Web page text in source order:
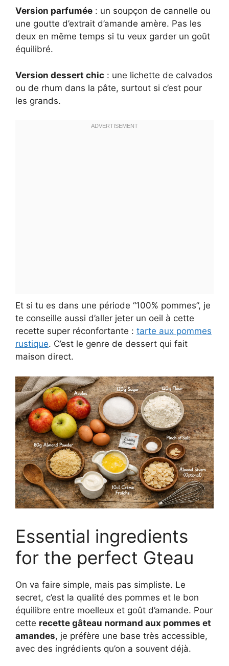
Version parfumée : un soupçon de cannelle ou
une goutte d’extrait d’amande amère. Pas les
deux en même temps si tu veux garder un goût
équilibré.
Version dessert chic : une lichette de calvados
ou de rhum dans la pâte, surtout si c’est pour
les grands.
Et si tu es dans une période “100% pommes”, je
te conseille aussi d’aller jeter un oeil à cette
recette super réconfortante : tarte aux pommes
rustique. C’est le genre de dessert qui fait
maison direct.
Essential ingredients
for the perfect Gteau
On va faire simple, mais pas simpliste. Le
secret, c’est la qualité des pommes et le bon
équilibre entre moelleux et goût d’amande. Pour
cette recette gâteau normand aux pommes et
amandes, je préfère une base très accessible,
avec des ingrédients qu’on a souvent déjà.